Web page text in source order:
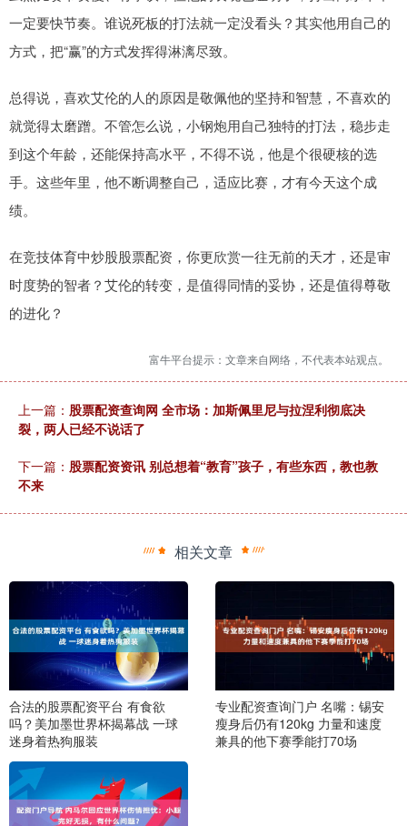
一定要快节奏。谁说死板的打法就一定没看头？其实他用自己的
方式，把“赢”的方式发挥得淋漓尽致。
总得说，喜欢艾伦的人的原因是敬佩他的坚持和智慧，不喜欢的
就觉得太磨蹭。不管怎么说，小钢炮用自己独特的打法，稳步走
到这个年龄，还能保持高水平，不得不说，他是个很硬核的选
手。这些年里，他不断调整自己，适应比赛，才有今天这个成
绩。
在竞技体育中炒股股票配资，你更欣赏一往无前的天才，还是审
时度势的智者？艾伦的转变，是值得同情的妥协，还是值得尊敬
的进化？
富牛平台提示：文章来自网络，不代表本站观点。
上一篇： 股票配资查询网 全市场：加斯佩里尼与拉涅利彻底决
裂，两人已经不说话了
下一篇： 股票配资资讯 别总想着“教育”孩子，有些东西，教也教
不来
相关文章
合法的股票配资平台 有食欲
吗？美加墨世界杯揭幕战 一球
迷身着热狗服装
专业配资查询门户 名嘴：锡安
瘦身后仍有120kg 力量和速度
兼具的他下赛季能打70场